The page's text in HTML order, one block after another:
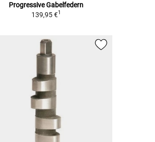
Progressive Gabelfedern
139,95 €1